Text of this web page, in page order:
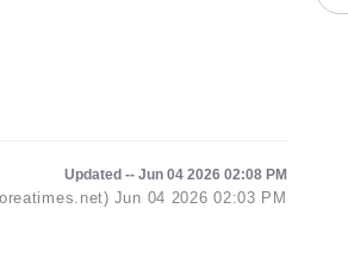
Updated -- Jun 04 2026 02:08 PM
Jun 04 2026 02:03 PM